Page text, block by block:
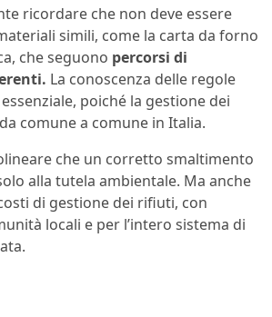
ricordare che non deve essere
simili, come la carta da forno
che seguono percorsi di
La conoscenza delle regole
poiché la gestione dei
comune a comune in Italia.
che un corretto smaltimento
alla tutela ambientale. Ma anche
di gestione dei rifiuti, con
locali e per l’intero sistema di